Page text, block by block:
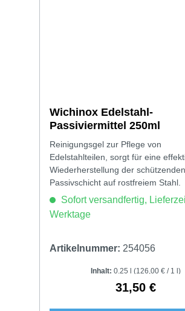
Wichinox Edelstahl-
Passiviermittel 250ml
Reinigungsgel zur Pflege von
Edelstahlteilen, sorgt für eine
Wiederherstellung der schützenden
Passivschicht auf rostfreiem Stahl.
Sofort versandfertig,
Werktage
Artikelnummer: 254056
Inhalt: 0.25 l (126,00 € / 1 l)
Regulärer
31,50 €